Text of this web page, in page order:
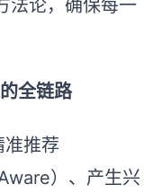
法论，确保每一
全链路
推荐
）、产生兴